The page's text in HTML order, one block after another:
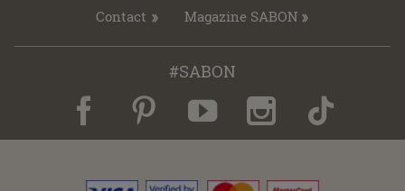
Contact Magazine SABON
#SABON